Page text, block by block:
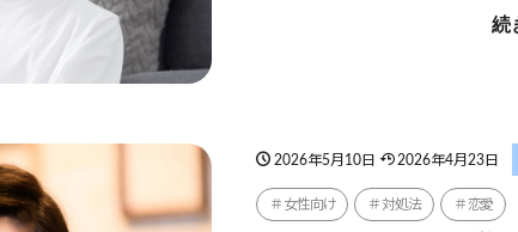
続
2026年5月10日 2026年4月23日
女性向け 対処法 恋愛